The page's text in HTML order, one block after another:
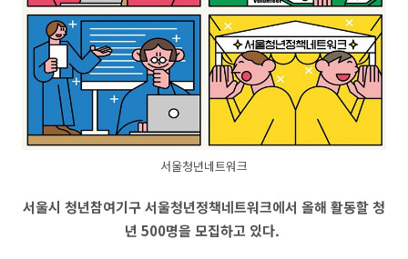
서울청년네트워크
서울시 청년참여기구 서울청년정책네트워크에서 올해 활동할 청
년 500명을 모집하고 있다.